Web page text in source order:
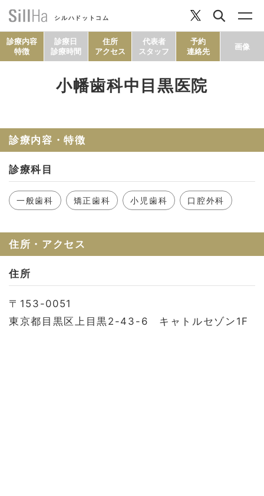
シルハドットコム
セルフチェック
診療内容
特徴
診療日
診療時間
住所
アクセス
代表者
スタッフ
予約
連絡先
画像
小幡歯科中目黒医院
診療内容・特徴
診療科目
一般歯科 矯正歯科 小児歯科 口腔外科
住所・アクセス
住所
〒153-0051
東京都目黒区上目黒2-43-6 キャトルセゾン1F